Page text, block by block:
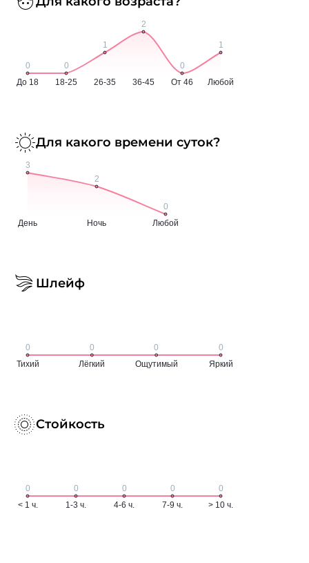
Для какого времени суток?
Шлейф
Стойкость